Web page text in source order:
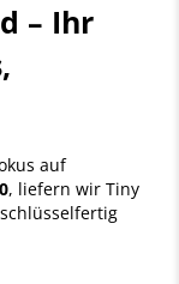
– Ihr
auf
, liefern wir Tiny